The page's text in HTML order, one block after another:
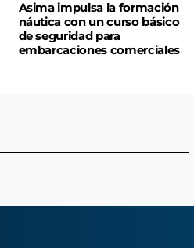
Asima impulsa la formación
náutica con un curso básico
de seguridad para
embarcaciones comerciales